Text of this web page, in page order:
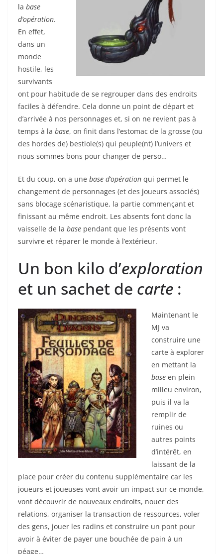
la base
d’opération.
En effet,
dans un
monde
hostile, les
survivants
ont pour habitude de se regrouper dans des endroits
faciles à défendre. Cela donne un point de départ et
d’arrivée à nos personnages et, si on ne revient pas à
temps à la base, on finit dans l’estomac de la grosse (ou
des hordes de) bestiole(s) qui peuple(nt) l’univers et
nous sommes bons pour changer de perso…
Et du coup, on a une base d’opération qui permet le
changement de personnages (et des joueurs associés)
sans blocage scénaristique, la partie commençant et
finissant au même endroit. Les absents font donc la
vaisselle de la base pendant que les présents vont
survivre et réparer le monde à l’extérieur.
Un bon kilo d’exploration
et un sachet de carte :
Maintenant le
MJ va
construire une
carte à explorer
en mettant la
base en plein
milieu environ,
puis il va la
remplir de
ruines ou
autres points
d’intérêt, en
laissant de la
place pour créer du contenu supplémentaire car les
joueurs et joueuses vont avoir un impact sur ce monde,
vont découvrir de nouveaux endroits, nouer des
relations, organiser la transaction de ressources, voler
des gens, jouer les radins et construire un pont pour
avoir à éviter de payer une bouchée de pain à un
péage…